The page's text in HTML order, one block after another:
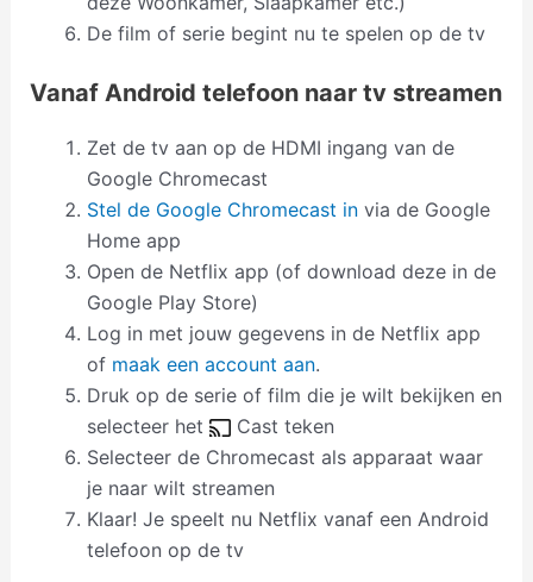
De film of serie begint nu te spelen op de tv
Vanaf Android telefoon naar tv streamen
Zet de tv aan op de HDMI ingang van de
Google Chromecast
Stel de Google Chromecast invia de Google
Home app
Open de Netflix app (of download deze in de
Google Play Store)
Log in met jouw gegevens in de Netflix app
of maak een account aan.
Druk op de serie of film die je wilt bekijken en
selecteer het
Cast teken
Selecteer de Chromecast als apparaat waar
je naar wilt streamen
Klaar! Je speelt nu Netflix vanaf een Android
telefoon op de tv